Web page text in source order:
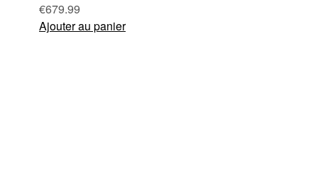
€679.99
Ajouter au panier